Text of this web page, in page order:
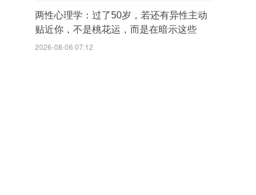
两性心理学：过了50岁，若还有异性主动
贴近你，不是桃花运，而是在暗示这些
2026-08-06 07:12